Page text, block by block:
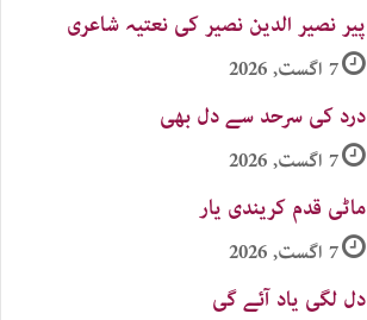
پیر نصیر الدین نصیر کی نعتیہ شاعری
7 اگست, 2026
درد کی سرحد سے دل بھی
7 اگست, 2026
ماٹی قدم کریندی یار
7 اگست, 2026
دل لگی یاد آئے گی